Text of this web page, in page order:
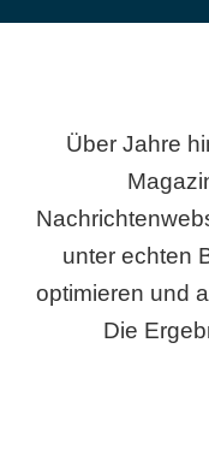
Über Jahre
unter echten
optimieren und
Die